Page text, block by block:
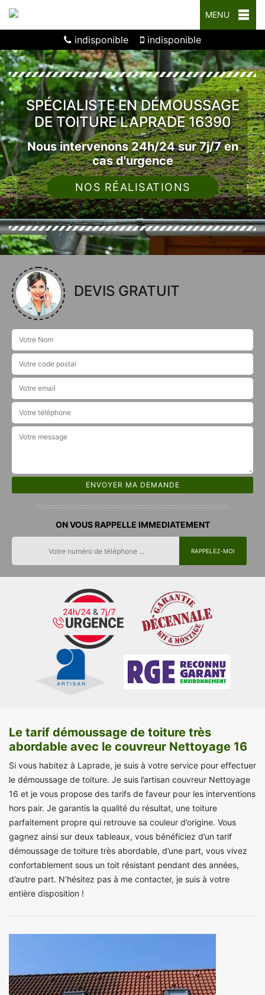
MENU
indisponible indisponible
SPÉCIALISTE EN DÉMOUSSAGE
DE TOITURE LAPRADE 16390
Nous intervenons 24h/24 sur 7j/7 en
cas d'urgence
NOS RÉALISATIONS
DEVIS GRATUIT
ON VOUS RAPPELLE IMMEDIATEMENT
Le tarif démoussage de toiture très
abordable avec le couvreur Nettoyage 16
Si vous habitez à Laprade, je suis à votre service pour effectuer
le démoussage de toiture. Je suis l’artisan couvreur Nettoyage
16 et je vous propose des tarifs de faveur pour les interventions
hors pair. Je garantis la qualité du résultat, une toiture
parfaitement propre qui retrouve sa couleur d’origine. Vous
gagnez ainsi sur deux tableaux, vous bénéficiez d’un tarif
démoussage de toiture très abordable, d’une part, vous vivez
confortablement sous un toit résistant pendant des années,
d’autre part. N’hésitez pas à me contacter, je suis à votre
entière disposition !